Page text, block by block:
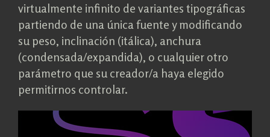
virtualmente infinito de variantes tipográficas
partiendo de una única fuente y modificando
su peso, inclinación (itálica), anchura
(condensada/expandida), o cualquier otro
parámetro que su creador/a haya elegido
permitirnos controlar.